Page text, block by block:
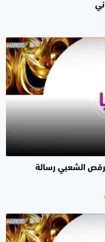
الشعبي رسالة